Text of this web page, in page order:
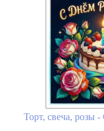
Торт, свеча, розы